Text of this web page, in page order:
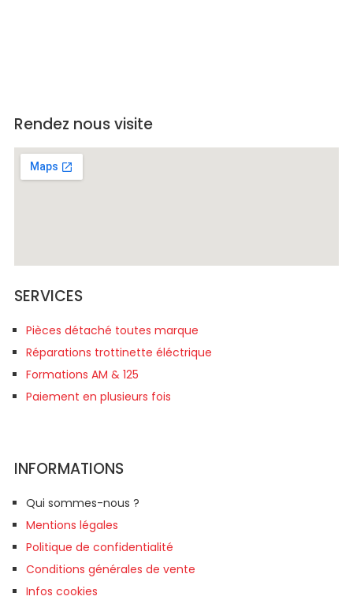
INFORMATIONS
Qui sommes-nous ?
Mentions légales
Politique de confidentialité
Conditions générales de vente
Infos cookies
SERVICES
Pièces détaché toutes marque
Réparations trottinette éléctrique
Formations AM & 125
Paiement en plusieurs fois
Rendez nous visite